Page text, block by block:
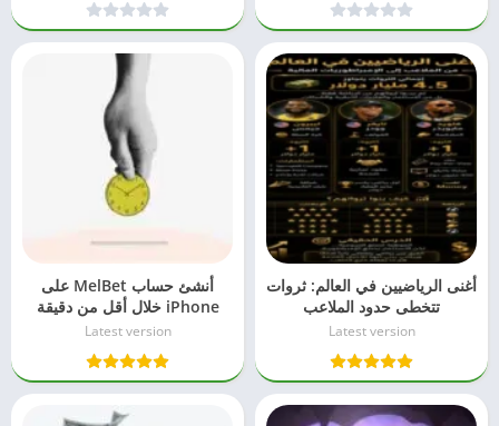
أغنى الرياضيين في العالم: ثروات
تتخطى حدود الملاعب
Latest version
أنشئ حساب MelBet على
iPhone خلال أقل من دقيقة
بسهولة
Latest version